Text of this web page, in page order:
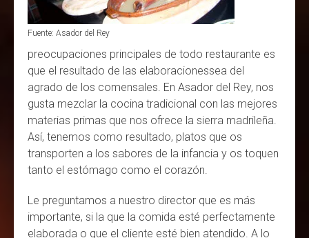
Fuente: Asador del Rey
preocupaciones principales de todo restaurante es
que el resultado de las elaboracionessea del
agrado de los comensales. En Asador del Rey, nos
gusta mezclar la cocina tradicional con las mejores
materias primas que nos ofrece la sierra madrileña.
Así, tenemos como resultado, platos que os
transporten a los sabores de la infancia y os toquen
tanto el estómago como el corazón.
Le preguntamos a nuestro director que es más
importante, si la que la comida esté perfectamente
elaborada o que el cliente esté bien atendido. A lo